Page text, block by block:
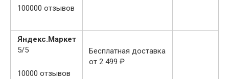
100000 отзывов
Яндекс.Маркет
5/5
10000 отзывов
Бесплатная доставка
от 2 499 ₽